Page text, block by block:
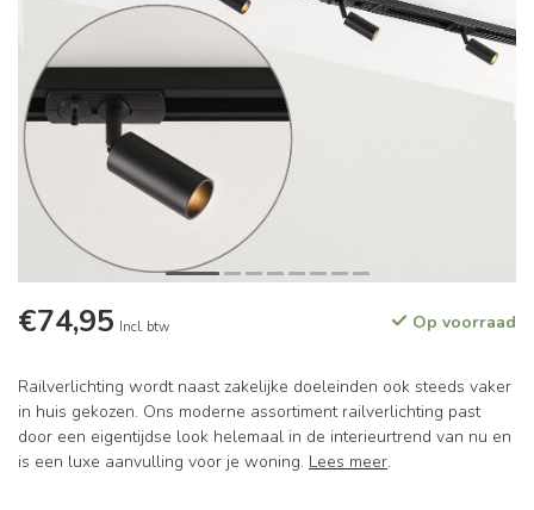
€74,95 Incl. btw Op voorraad
Railverlichting wordt naast zakelijke doeleinden ook steeds vaker
in huis gekozen. Ons moderne assortiment railverlichting past
door een eigentijdse look helemaal in de interieurtrend van nu en
is een luxe aanvulling voor je woning. Lees meer.